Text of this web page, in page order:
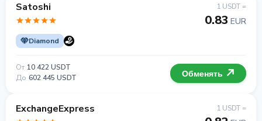
Satoshi
Diamond
1 USDT =
0.83 EUR
От 10 422 USDT
До 602 445 USDT Обменять
ExchangeExpress 1 USDT =